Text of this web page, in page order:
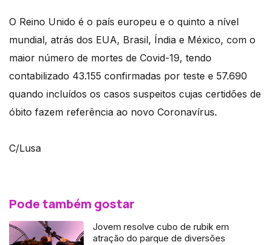
O Reino Unido é o país europeu e o quinto a nível
mundial, atrás dos EUA, Brasil, Índia e México, com o
maior número de mortes de Covid-19, tendo
contabilizado 43.155 confirmadas por teste e 57.690
quando incluídos os casos suspeitos cujas certidões de
óbito fazem referência ao novo Coronavírus.
C/Lusa
Pode também gostar
Jovem resolve cubo de rubik em
atração do parque de diversões